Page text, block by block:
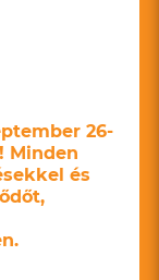
26-
Minden
és